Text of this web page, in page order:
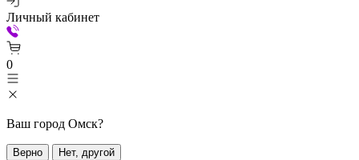
Личный кабинет
0
Ваш город Омск?
Верно Нет, другой